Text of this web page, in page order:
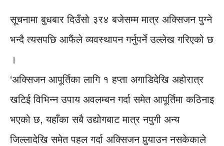
सूचनामा बुधबार दिउँसो ३र४ बजेसम्म मात्र अक्सिजन पुग्ने
भन्दै त्यसपछि आफैंले व्यवस्थापन गर्नुपर्ने उल्लेख गरिएको छ
।
‘अक्सिजन आपूर्तिका लागि १ हप्ता अगाडिदेखि अहोरात्र
खटिई विभिन्न उपाय अवलम्बन गर्दा समेत आपूर्तिमा कठिनाइ
भएको छ, यहाँका सबै उद्योगबाट मात्र नपुगी अन्य
जिल्लादेखि समेत पहल गर्दा अक्सिजन पुर्‍याउन नसकेकाले